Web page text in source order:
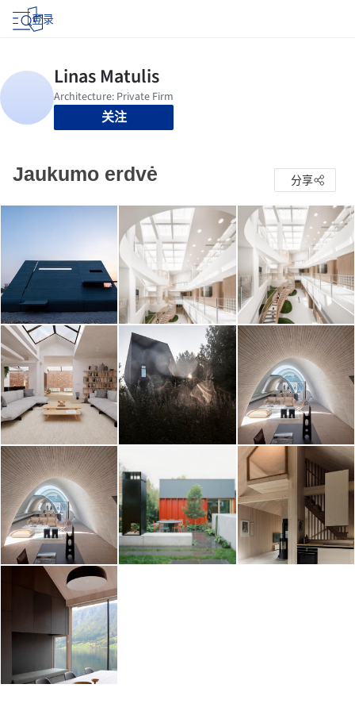
登录
关注
Jaukumo erdvė 分享